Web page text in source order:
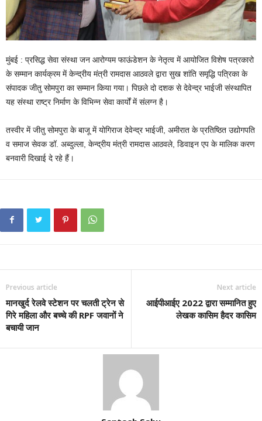
मुंबई : प्रसिद्ध सेवा संस्था जन आरोग्यम फाऊंडेशन के नेतृत्व में आयोजित विशेष पत्रकारो
के सम्मान कार्यक्रम में केन्द्रीय मंत्री रामदास आठवले द्वारा सुख शांति समृद्धि पत्रिका के
संपादक जीतु सोमपुरा का सम्मान किया गया। पिछले दो दशक से देवेन्द्र भाईजी संस्थापित
यह संस्था राष्ट्र निर्माण के विभिन्न सेवा कार्यों में संलग्न है।
तस्वीर में जीतु सोमपुरा के बाजू में योगिराज देवेन्द्र भाईजी, अमीरात के प्रतिष्ठित उद्योगपति
व समाज सेवक डॉ. अब्दुल्ला, केन्द्रीय मंत्री रामदास आठवले, डिवाइन एप के मालिक करण
बनवारी दिखाई दे रहे हैं।
Previous article
मानखुर्द रेलवे स्टेशन पर चलती ट्रेन से
गिरे महिला और बच्‍चे की RPF जवानों ने
बचायी जान
Next article
आईपीआईए 2022 द्वारा सम्मानित हुए
लेखक कासिम हैदर कासिम